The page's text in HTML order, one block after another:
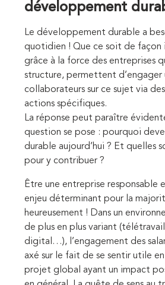
développement
Le développement durable a
quotidien ! Que ce soit de façon
grâce à la force des entreprises
structure, permettent d’engager
collaborateurs sur ce sujet via
actions spécifiques.
La réponse peut paraître
question se pose : pourquoi
durable aujourd’hui ? Et quelles
pour y contribuer ?
Être une entreprise responsable
enjeu déterminant pour la
heureusement ! Dans un
de plus en plus variant
digital…), l’engagement des
axé sur le fait de se sentir utile
projet global ayant un impact